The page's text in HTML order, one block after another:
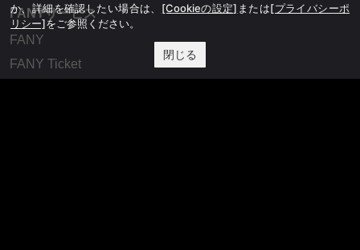
FANYサービス
FANY
FANY Ticket
か、詳細を確認したい場合は、 [Cookieの設定] または[プライバシーポ
リシー]をご参照ください。
閉じる